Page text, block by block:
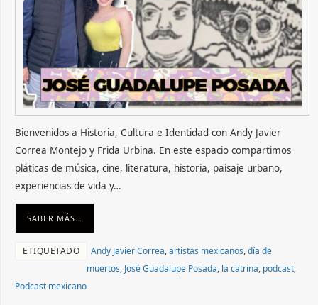
Bienvenidos a Historia, Cultura e Identidad con Andy Javier
Correa Montejo y Frida Urbina. En este espacio compartimos
pláticas de música, cine, literatura, historia, paisaje urbano,
experiencias de vida y…
SABER MÁS…
ETIQUETADO Andy Javier Correa,artistas mexicanos,día de
muertos, José Guadalupe Posada, la catrina, podcast,
Podcast mexicano